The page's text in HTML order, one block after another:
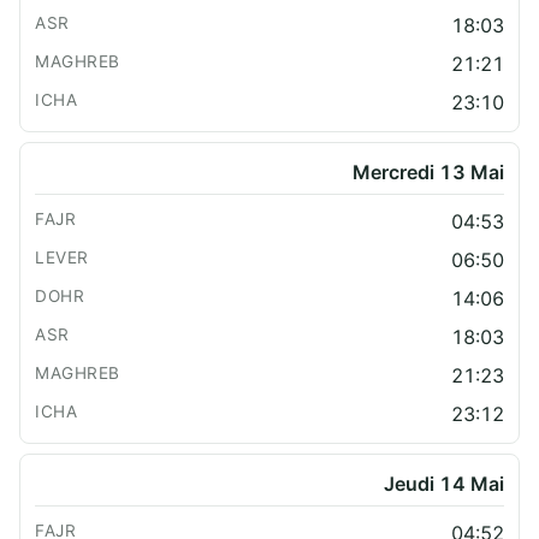
18:03
21:21
23:10
Mercredi 13 Mai
04:53
06:50
14:06
18:03
21:23
23:12
Jeudi 14 Mai
04:52